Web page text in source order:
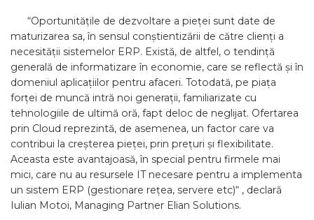
“Oportunitățile de dezvoltare a pieței sunt date de
maturizarea sa, în sensul conștientizării de către clienți a
necesității sistemelor ERP. Există, de altfel, o tendință
generală de informatizare în economie, care se reflectă și în
domeniul aplicațiilor pentru afaceri. Totodată, pe piața
forței de muncă intră noi generații, familiarizate cu
tehnologiile de ultimă oră, fapt deloc de neglijat. Ofertarea
prin Cloud reprezintă, de asemenea, un factor care va
contribui la creșterea pieței, prin prețuri și flexibilitate.
Aceasta este avantajoasă, în special pentru firmele mai
mici, care nu au resursele IT necesare pentru a implementa
un sistem ERP (gestionare rețea, servere etc)“ , declară
Iulian Motoi, Managing Partner Elian Solutions.